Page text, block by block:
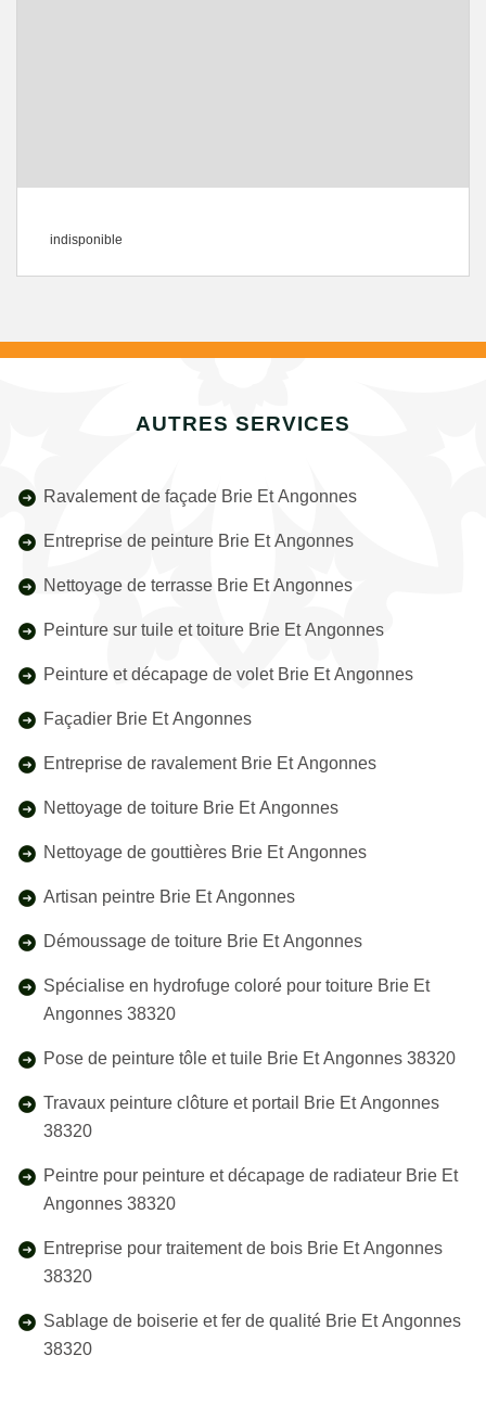
indisponible
AUTRES SERVICES
Ravalement de façade Brie Et Angonnes
Entreprise de peinture Brie Et Angonnes
Nettoyage de terrasse Brie Et Angonnes
Peinture sur tuile et toiture Brie Et Angonnes
Peinture et décapage de volet Brie Et Angonnes
Façadier Brie Et Angonnes
Entreprise de ravalement Brie Et Angonnes
Nettoyage de toiture Brie Et Angonnes
Nettoyage de gouttières Brie Et Angonnes
Artisan peintre Brie Et Angonnes
Démoussage de toiture Brie Et Angonnes
Spécialise en hydrofuge coloré pour toiture Brie Et
Angonnes 38320
Pose de peinture tôle et tuile Brie Et Angonnes 38320
Travaux peinture clôture et portail Brie Et Angonnes
38320
Peintre pour peinture et décapage de radiateur Brie Et
Angonnes 38320
Entreprise pour traitement de bois Brie Et Angonnes
38320
Sablage de boiserie et fer de qualité Brie Et Angonnes
38320